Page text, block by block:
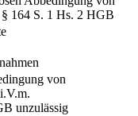
164 S. 1 Hs. 2 HGB
von
unzulässig